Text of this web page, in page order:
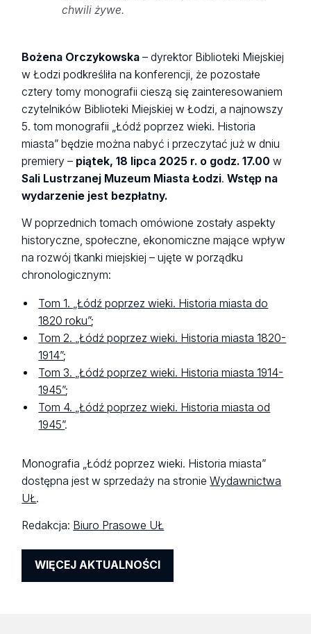
chwili żywe.
Bożena Orczykowska – dyrektor Biblioteki Miejskiej
w Łodzi podkreśliła na konferencji, że pozostałe
cztery tomy monografii cieszą się zainteresowaniem
czytelników Biblioteki Miejskiej w Łodzi, a najnowszy
5. tom monografii „Łódź poprzez wieki. Historia
miasta” będzie można nabyć i przeczytać już w dniu
premiery – piątek, 18 lipca 2025 r. o godz. 17.00 w
Sali Lustrzanej Muzeum Miasta Łodzi.Wstęp na
wydarzenie jest bezpłatny.
W poprzednich tomach omówione zostały aspekty
historyczne, społeczne, ekonomiczne mające wpływ
na rozwój tkanki miejskiej – ujęte w porządku
chronologicznym:
Tom 1. „Łódź poprzez wieki. Historia miasta do
1820 roku”;
Tom 2. „Łódź poprzez wieki. Historia miasta 1820-
1914”;
Tom 3. „Łódź poprzez wieki. Historia miasta 1914-
1945”;
Tom 4. „Łódź poprzez wieki. Historia miasta od
1945”.
Monografia „Łódź poprzez wieki. Historia miasta”
dostępna jest w sprzedaży na stronieWydawnictwa
UŁ.
Redakcja: Biuro Prasowe UŁ
WIĘCEJ AKTUALNOŚCI